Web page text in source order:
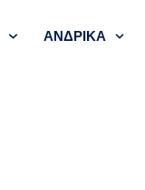
ΑΝΔΡΙΚΑ